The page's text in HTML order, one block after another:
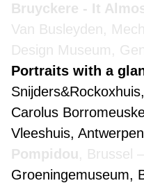
Bruyckere - It
Van Busleyden,
Design Museum,
Portraits with a
Carolus
Vleeshuis, Antwerpen
Pompidou, Brussel
Groeningemuseum,